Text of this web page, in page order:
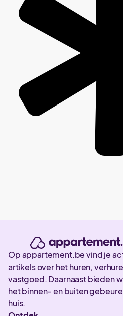
Op appartement.be vind je
artikels over het huren,
vastgoed. Daarnaast bieden
het binnen- en buiten
huis.